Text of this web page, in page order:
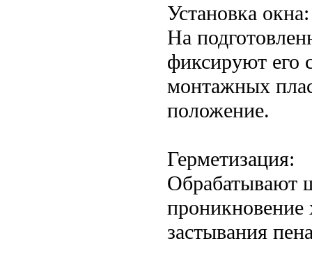
Установка окна:
На
фиксируют его
монтажных
положение.
Герметизация:
Обрабатывают
проникновение
застывания